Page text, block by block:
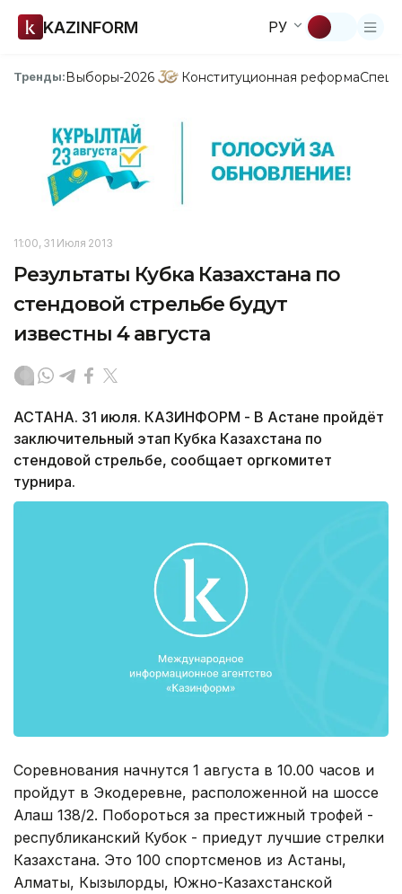
KAZINFORM РУ
Тренды:Выборы-2026 Конституционная реформа
11:00, 31 Июля 2013
Результаты Кубка Казахстана по
стендовой стрельбе будут
известны 4 августа
АСТАНА. 31 июля. КАЗИНФОРМ - В Астане пройдёт
заключительный этап Кубка Казахстана по
стендовой стрельбе, сообщает оргкомитет
турнира.
Соревнования начнутся 1 августа в 10.00 часов и
пройдут в Экодеревне, расположенной на шоссе
Алаш 138/2. Побороться за престижный трофей -
республиканский Кубок - приедут лучшие стрелки
Казахстана. Это 100 спортсменов из Астаны,
Алматы, Кызылорды, Южно-Казахстанской